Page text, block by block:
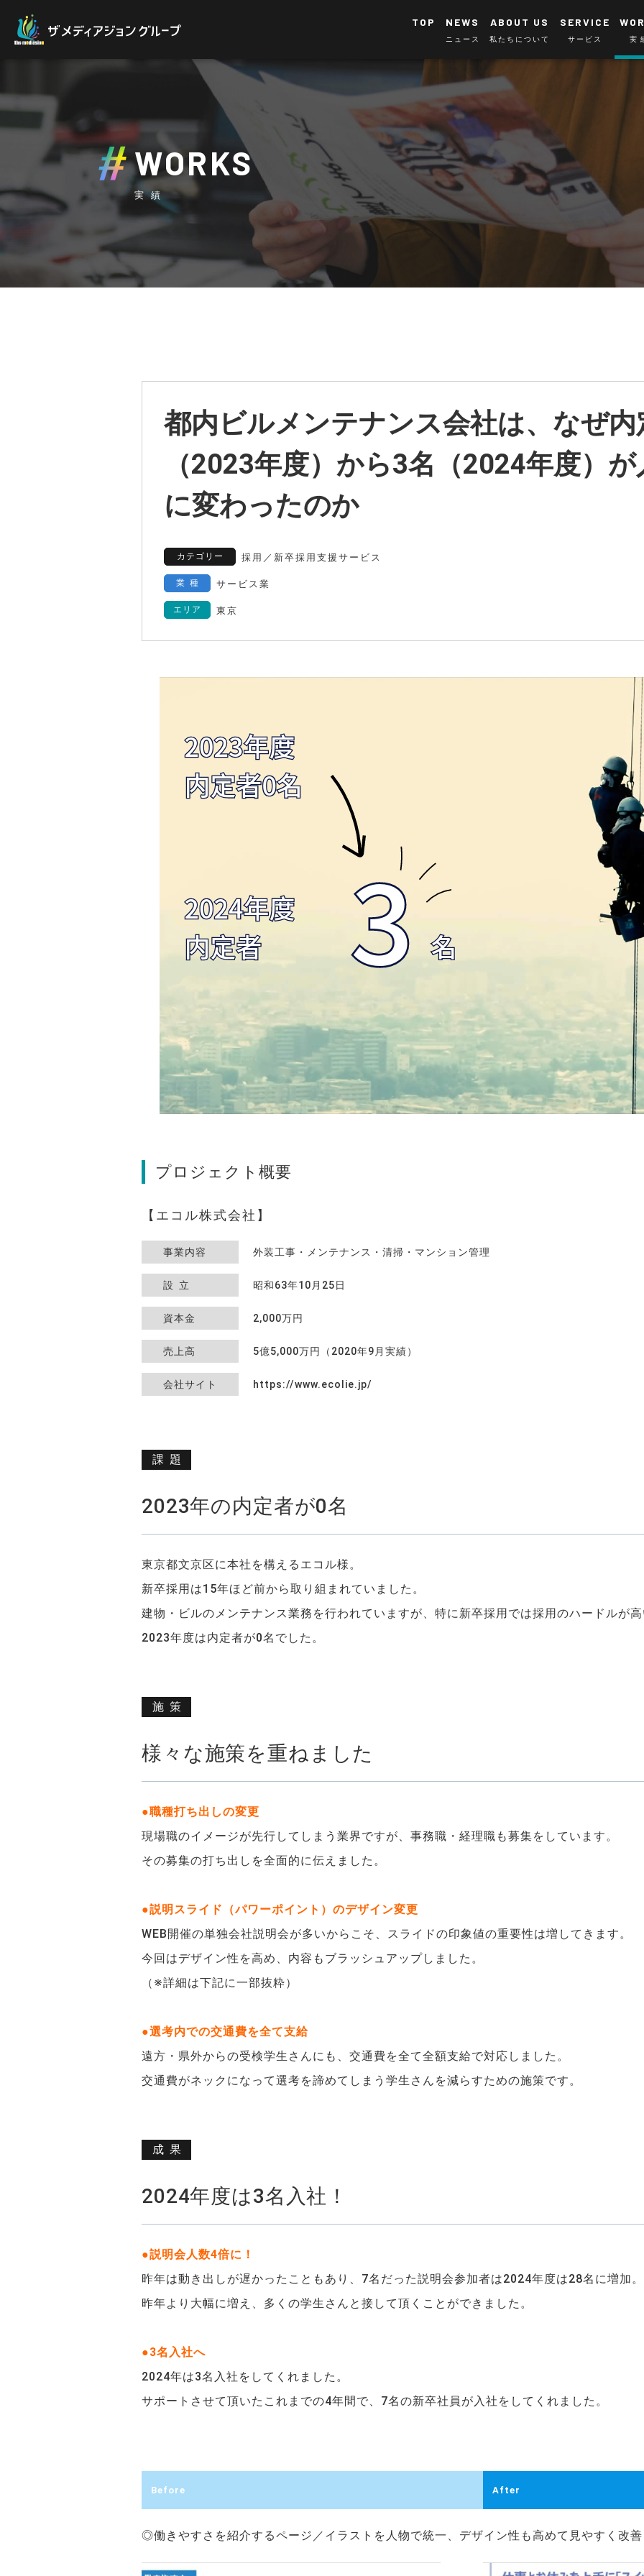
TOP NEWS
ニュース
ABOUT US
私たちについて
SERVICE
サービス 実
WORKS
実績
都内ビルメンテナンス会社は、なぜ内
（2023年度）から3名（2024年度）
に変わったのか
カテゴリー 採用 ／ 新卒採用支援サービス
業種 サービス業
エリア 東京
プロジェクト概要
エコル株式会社
事業内容 外装工事・メンテナンス・清掃・マンション管理
設立 昭和63年10月25日
資本金 2,000万円
売上高 5億5,000万円（2020年9月実績）
会社サイト https://www.ecolie.jp/
課題
2023年の内定者が0名
東京都文京区に本社を構えるエコル様。
新卒採用は15年ほど前から取り組まれていました。
建物・ビルのメンテナンス業務を行われていますが、特に新卒採用では採用のハードルが高
2023年度は内定者が0名でした。
施策
様々な施策を重ねました
●職種打ち出しの変更
現場職のイメージが先行してしまう業界ですが、事務職・経理職も募集をしています。
その募集の打ち出しを全面的に伝えました。
●説明スライド（パワーポイント）のデザイン変更
WEB開催の単独会社説明会が多いからこそ、スライドの印象値の重要性は増してきます。
今回はデザイン性を高め、内容もブラッシュアップしました。
（※詳細は下記に一部抜粋）
●選考内での交通費を全て支給
遠方・県外からの受検学生さんにも、交通費を全て全額支給で対応しました。
交通費がネックになって選考を諦めてしまう学生さんを減らすための施策です。
成果
2024年度は3名入社！
●説明会人数4倍に！
昨年は動き出しが遅かったこともあり、7名だった説明会参加者は2024年度は28名に増加。
昨年より大幅に増え、多くの学生さんと接して頂くことができました。
●3名入社へ
2024年は3名入社をしてくれました。
サポートさせて頂いたこれまでの4年間で、7名の新卒社員が入社をしてくれました。
Before After
◎働きやすさを紹介するページ／イラストを人物で統一、デザイン性も高めて見やすく改善